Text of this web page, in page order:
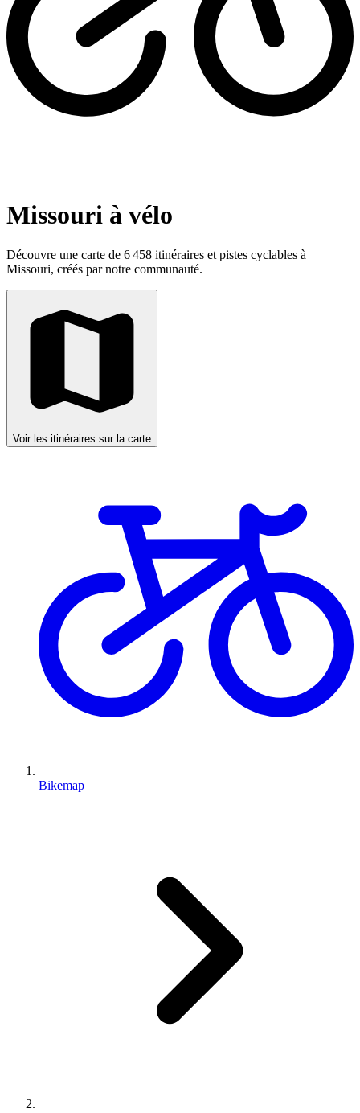
Missouri à vélo
Découvre une carte de 6 458 itinéraires et pistes cyclables à
Missouri, créés par notre communauté.
Voir les itinéraires sur la carte
Bikemap